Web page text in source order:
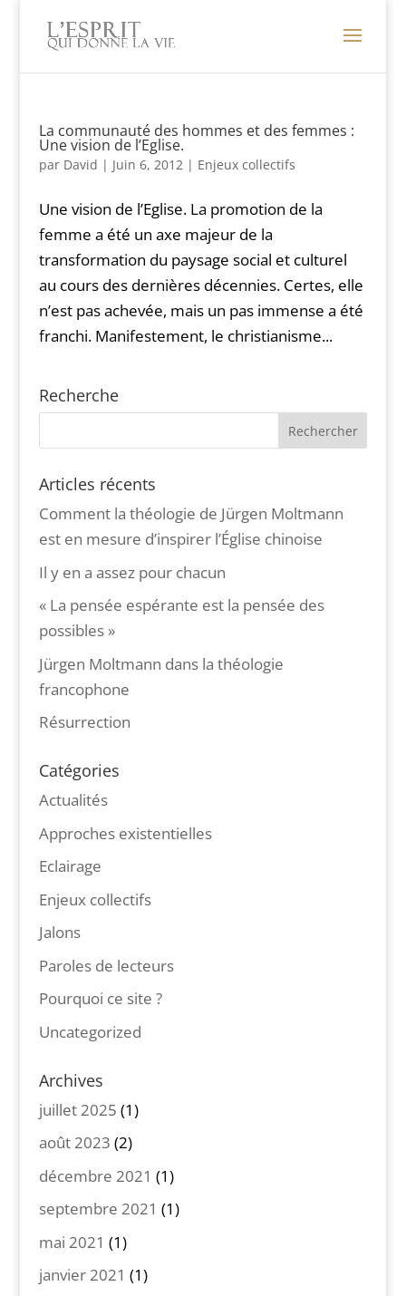
La communauté des hommes et des femmes :
Une vision de l’Eglise.
par David | Juin 6, 2012| Enjeux collectifs
Une vision de l’Eglise. La promotion de la
femme a été un axe majeur de la
transformation du paysage social et culturel
au cours des dernières décennies. Certes, elle
n’est pas achevée, mais un pas immense a été
franchi. Manifestement, le christianisme...
Recherche
Articles récents
Comment la théologie de Jürgen Moltmann
est en mesure d’inspirer l’Église chinoise
Il y en a assez pour chacun
« La pensée espérante est la pensée des
possibles »
Jürgen Moltmann dans la théologie
francophone
Résurrection
Catégories
Actualités
Approches existentielles
Eclairage
Enjeux collectifs
Jalons
Paroles de lecteurs
Pourquoi ce site ?
Uncategorized
Archives
juillet 2025 (1)
août 2023 (2)
décembre 2021 (1)
septembre 2021 (1)
mai 2021 (1)
janvier 2021 (1)